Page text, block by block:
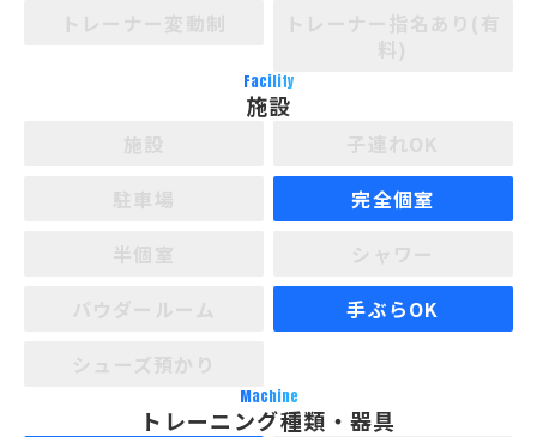
Facility
施設
完全個室
手ぶらOK
Machine
トレーニング種類・器具